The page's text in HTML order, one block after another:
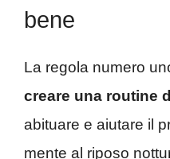
bene
La regola numero
creare una routine
abituare e aiutare il
mente al riposo